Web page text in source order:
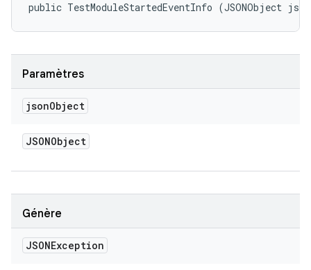
public TestModuleStartedEventInfo (JSONObject
Paramètres
jsonObject
JSONObject
Génère
JSONException